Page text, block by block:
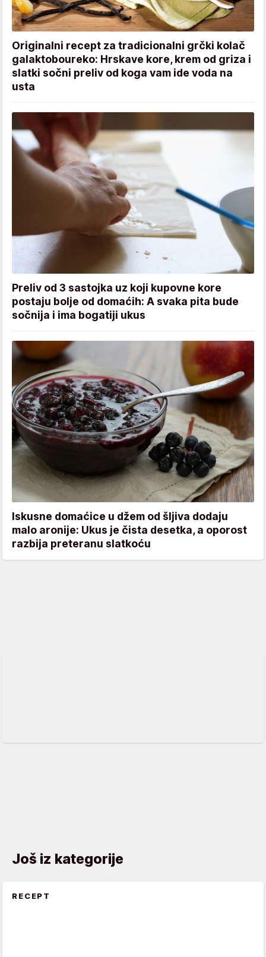
Originalni recept za tradicionalni grčki kolač
galaktoboureko: Hrskave kore, krem od griza i
slatki sočni preliv od koga vam ide voda na
usta
Preliv od 3 sastojka uz koji kupovne kore
postaju bolje od domaćih: A svaka pita bude
sočnija i ima bogatiji ukus
Iskusne domaćice u džem od šljiva dodaju
malo aronije: Ukus je čista desetka, a oporost
razbija preteranu slatkoću
Još iz kategorije
RECEPT